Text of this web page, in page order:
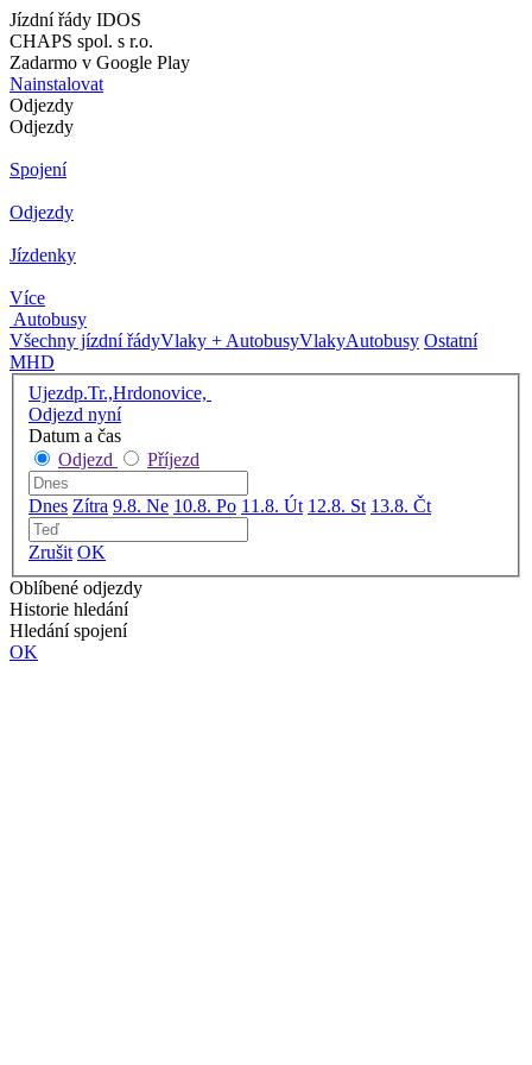
Jízdní řády IDOS
CHAPS spol. s r.o.
Zadarmo v Google Play
Nainstalovat
Odjezdy
Odjezdy
Spojení
Odjezdy
Jízdenky
Více
Autobusy
Všechny jízdní řádyVlaky + AutobusyVlakyAutobusy Ostatní
MHD
Ujezdp.Tr.,Hrdonovice,
Odjezd nyní
Datum a čas
Odjezd
Příjezd
Dnes Zítra 9.8. Ne 10.8. Po 11.8. Út 12.8. St 13.8. Čt
Zrušit OK
Oblíbené odjezdy
Historie hledání
Hledání spojení
OK